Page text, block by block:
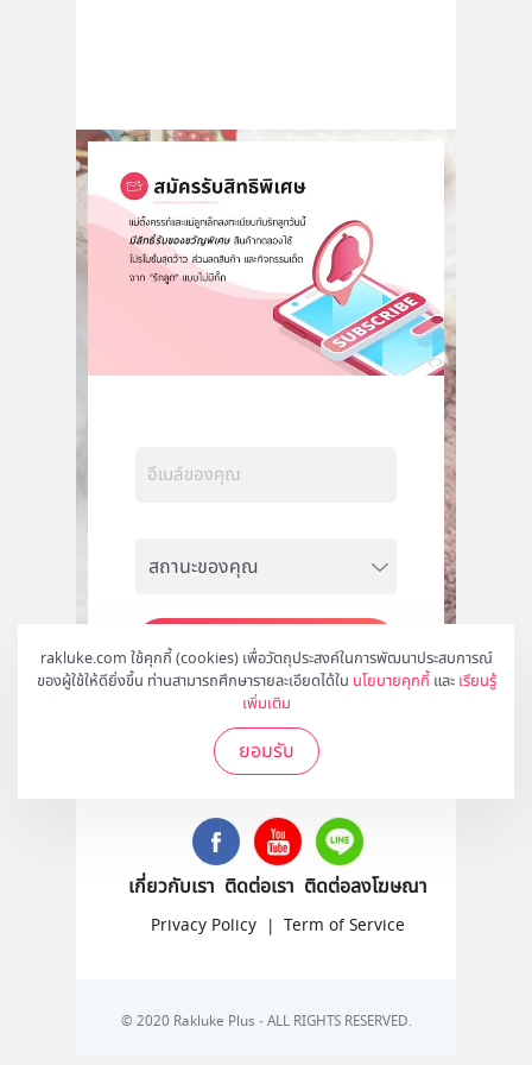
rakluke.com ใช้คุกกี้ (cookies) เพื่อวัตถุประสงค์ในการพัฒนาประสบการณ์
ของผู้ใช้ให้ดียิ่งขึ้น ท่านสามารถศึกษารายละเอียดได้ใน นโยบายคุกกี้ และ เรียนรู้
เพิ่มเติม
ยอมรับ
สมัคร
ติดตามเราได้ที่
เกี่ยวกับเรา ติดต่อเรา ติดต่อลงโฆษณา
Privacy Policy | Term of Service
© 2020 Rakluke Plus - ALL RIGHTS RESERVED.